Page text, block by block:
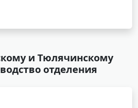
и Тюлячинскому
отделения